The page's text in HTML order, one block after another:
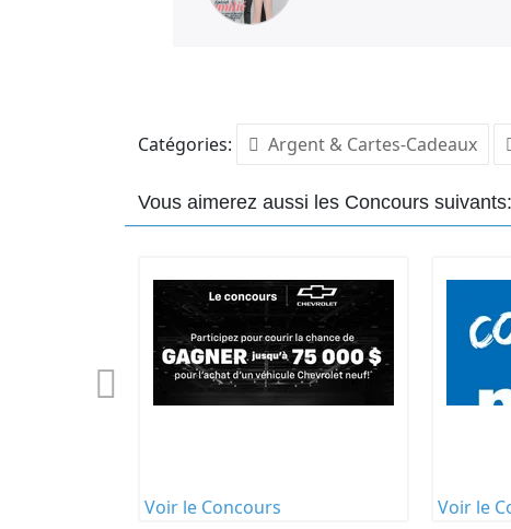
Pour participer, rendez-vous sur notre
indiquée ci-dessus, à l’article 5, du 1er
P.M (HNE). Voici la marche à suivre:
Les participants doivent respecter la
défaut de quoi les organisateurs du
plusieurs de leurs participations.
• Un certificat-cadeau de 700$ chez
Ce certificat-cadeau comprend :
• DEUX nuitées pour 2 personnes en
privé
• Buffet déjeuner Bon Estrimont par
• Pizza à partager au Tomahawk grill
sauna infrarouge, sauna finlandais,
Catégories: Argent & Cartes-Cadeaux
Vous aimerez aussi les Concours suivants:
Voir le Concours Voir le